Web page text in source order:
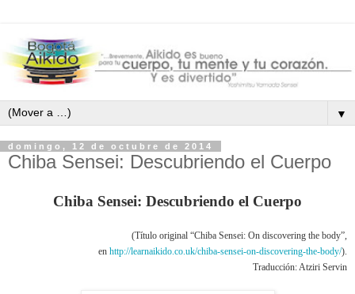
▼
domingo, 12 de octubre de 2014
Chiba Sensei: Descubriendo el Cuerpo
Chiba Sensei: Descubriendo el Cuerpo
(Título original “Chiba Sensei: On discovering the body”,
en http://learnaikido.co.uk/chiba-sensei-on-discovering-the-body/).
Traducción: Atziri Servin